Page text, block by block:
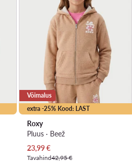
extra -25% Kood: LAST
Võimalus
Roxy
Pluus · Beež
Praegune hind
23,99€
Tavahind42,95 €